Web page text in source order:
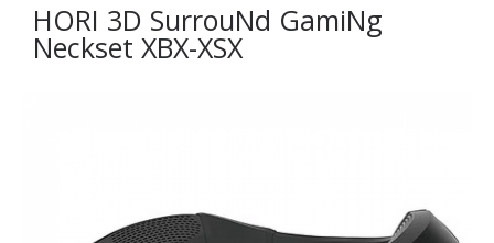
HORI 3D SurrouNd GamiNg
Neckset XBX-XSX